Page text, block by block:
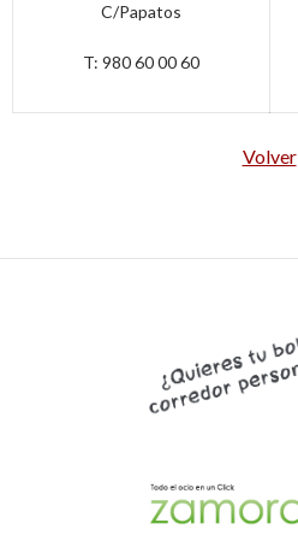
C/Papatos
T: 980 60 00 60
Volver